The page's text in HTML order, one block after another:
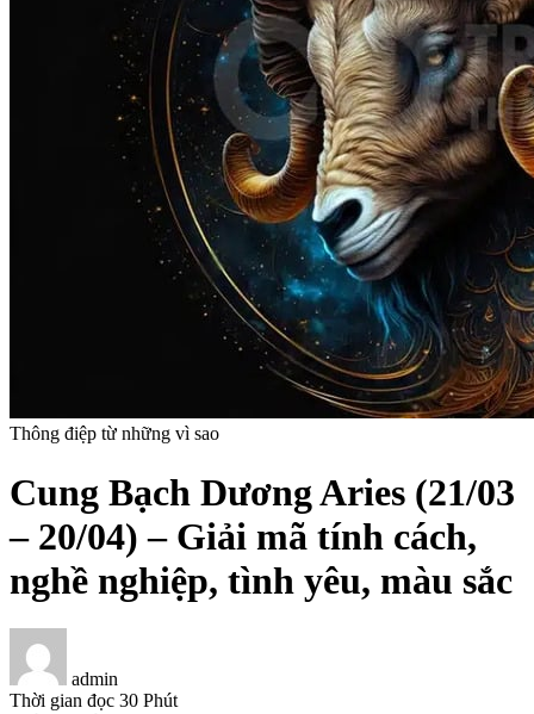
Thông điệp từ những vì sao
Cung Bạch Dương Aries (21/03
– 20/04) – Giải mã tính cách,
nghề nghiệp, tình yêu, màu sắc
admin
Thời gian đọc 30 Phút